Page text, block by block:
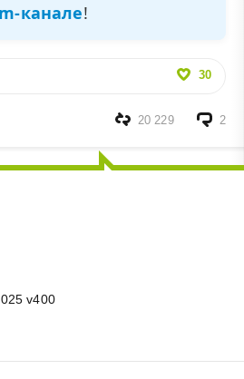
канале!
30
2
20 229
v400